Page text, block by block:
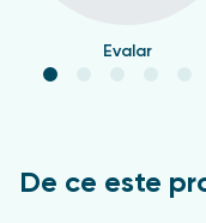
Evalar
De ce este